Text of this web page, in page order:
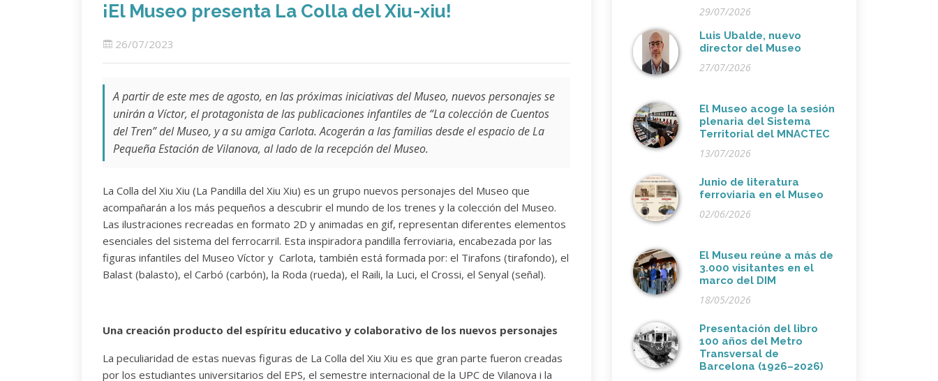
¡El Museo presenta La Colla del Xiu-xiu!
26/07/2023
A partir de este mes de agosto, en las próximas iniciativas del Museo, nuevos personajes se
unirán a Víctor, el protagonista de las publicaciones infantiles de “La colección de Cuentos
del Tren” del Museo, y a su amiga Carlota. Acogerán a las familias desde el espacio de La
Pequeña Estación de Vilanova, al lado de la recepción del Museo.
La Colla del Xiu Xiu (La Pandilla del Xiu Xiu) es un grupo nuevos personajes del Museo que
acompañarán a los más pequeños a descubrir el mundo de los trenes y la colección del Museo.
Las ilustraciones recreadas en formato 2D y animadas en gif, representan diferentes elementos
esenciales del sistema del ferrocarril. Esta inspiradora pandilla ferroviaria, encabezada por las
figuras infantiles del Museo Víctor y Carlota, también está formada por: el Tirafons (tirafondo), el
Balast (balasto), el Carbó (carbón), la Roda (rueda), el Raili, la Luci, el Crossi, el Senyal (señal).
Una creación producto del espíritu educativo y colaborativo de los nuevos personajes
La peculiaridad de estas nuevas figuras de La Colla del Xiu Xiu es que gran parte fueron creadas
por los estudiantes universitarios del EPS, el semestre internacional de la UPC de Vilanova i la
29/07/2026
Luis Ubalde, nuevo
director del Museo
27/07/2026
El Museo acoge la sesión
plenaria del Sistema
Territorial del MNACTEC
13/07/2026
Junio de literatura
ferroviaria en el Museo
02/06/2026
El Museu reúne a más de
3.000 visitantes en el
marco del DIM
18/05/2026
Presentación del libro
100 años del Metro
Transversal de
Barcelona (1926–2026)